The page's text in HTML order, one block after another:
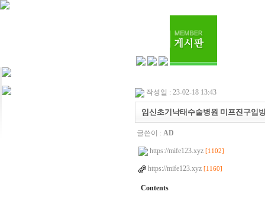
작성일 : 23-02-18 13:43
임신초기낙태수술병원 미프진구입
글쓴이 : AD
https://mife123.xyz [1102]
https://mife123.xyz [1160]
Contents